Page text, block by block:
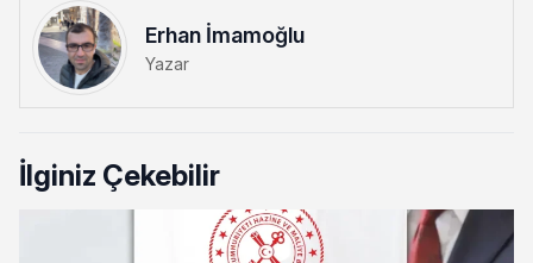
Erhan İmamoğlu
Yazar
İlginiz Çekebilir